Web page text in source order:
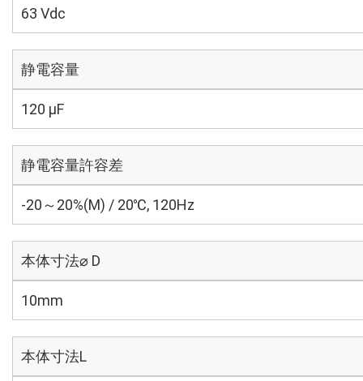
63 Vdc
静電容量
120 µF
静電容量許容差
-20～20%(M) / 20℃, 120Hz
本体寸法⌀ D
10mm
本体寸法L